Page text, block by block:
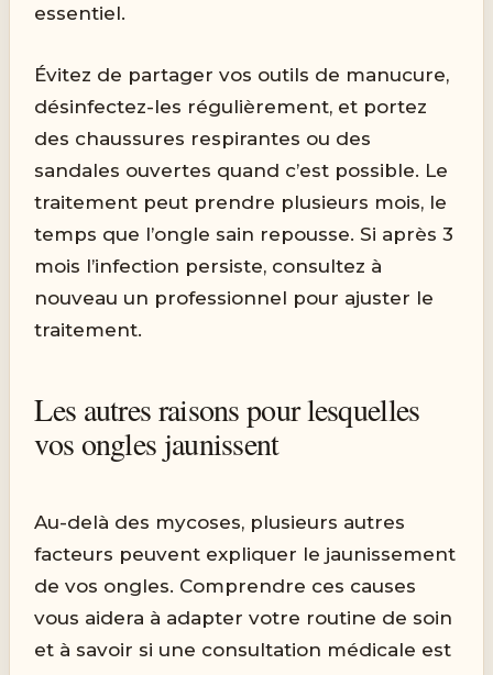
essentiel.
Évitez de partager vos outils de manucure,
désinfectez-les régulièrement, et portez
des chaussures respirantes ou des
sandales ouvertes quand c’est possible. Le
traitement peut prendre plusieurs mois, le
temps que l’ongle sain repousse. Si après 3
mois l’infection persiste, consultez à
nouveau un professionnel pour ajuster le
traitement.
Les autres raisons pour lesquelles
vos ongles jaunissent
Au-delà des mycoses, plusieurs autres
facteurs peuvent expliquer le jaunissement
de vos ongles. Comprendre ces causes
vous aidera à adapter votre routine de soin
et à savoir si une consultation médicale est